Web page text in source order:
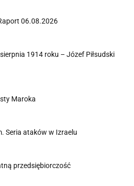
06.08.2026
1914 roku – Józef Piłsudski
Maroka
Seria ataków w Izraelu
przedsiębiorczość